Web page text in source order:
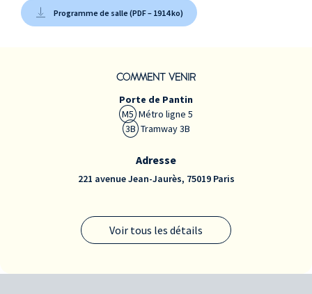
Programme de salle (PDF – 1914 ko)
COMMENT VENIR
Voir tous les détails
Porte de Pantin
M5 Métro ligne 5
3B Tramway 3B
Adresse
221 avenue Jean-Jaurès, 75019 Paris